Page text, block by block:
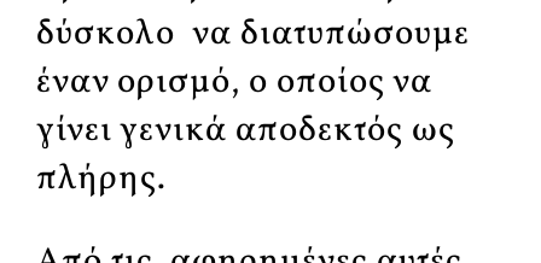
δύσκολο να διατυπώσουμε
έναν ορισμό, ο οποίος να
γίνει γενικά αποδεκτός ως
πλήρης.